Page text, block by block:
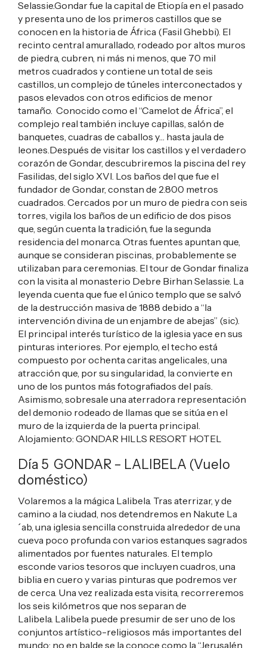
Selassie.Gondar fue la capital de Etiopía en el pasado
y presenta uno de los primeros castillos que se
conocen en la historia de África (Fasil Ghebbi). El
recinto central amurallado, rodeado por altos muros
de piedra, cubren, ni más ni menos, que 70 mil
metros cuadrados y contiene un total de seis
castillos, un complejo de túneles interconectados y
pasos elevados con otros edificios de menor
tamaño. Conocido como el “Camelot de África”, el
complejo real también incluye capillas, salón de
banquetes, cuadras de caballos y… hasta jaula de
leones.Después de visitar los castillos y el verdadero
corazón de Gondar, descubriremos la piscina del rey
Fasilidas, del siglo XVI. Los baños del que fue el
fundador de Gondar, constan de 2.800 metros
cuadrados. Cercados por un muro de piedra con seis
torres, vigila los baños de un edificio de dos pisos
que, según cuenta la tradición, fue la segunda
residencia del monarca. Otras fuentes apuntan que,
aunque se consideran piscinas, probablemente se
utilizaban para ceremonias. El tour de Gondar finaliza
con la visita al monasterio Debre Birhan Selassie. La
leyenda cuenta que fue el único templo que se salvó
de la destrucción masiva de 1888 debido a “la
intervención divina de un enjambre de abejas” (sic).
El principal interés turístico de la iglesia yace en sus
pinturas interiores. Por ejemplo, el techo está
compuesto por ochenta caritas angelicales, una
atracción que, por su singularidad, la convierte en
uno de los puntos más fotografiados del país.
Asimismo, sobresale una aterradora representación
del demonio rodeado de llamas que se sitúa en el
muro de la izquierda de la puerta principal.
Alojamiento: GONDAR HILLS RESORT HOTEL
Día 5 GONDAR – LALIBELA (Vuelo
doméstico)
Volaremos a la mágica Lalibela. Tras aterrizar, y de
camino a la ciudad, nos detendremos en Nakute La
´ab, una iglesia sencilla construida alrededor de una
cueva poco profunda con varios estanques sagrados
alimentados por fuentes naturales. El templo
esconde varios tesoros que incluyen cuadros, una
biblia en cuero y varias pinturas que podremos ver
de cerca. Una vez realizada esta visita, recorreremos
los seis kilómetros que nos separan de
Lalibela. Lalibela puede presumir de ser uno de los
conjuntos artístico-religiosos más importantes del
mundo; no en balde se la conoce como la “Jerusalén